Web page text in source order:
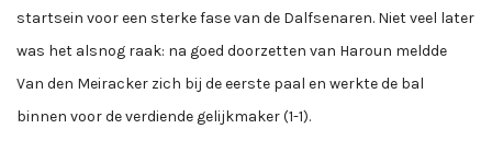
startsein voor een sterke fase van de Dalfsenaren. Niet veel later
was het alsnog raak: na goed doorzetten van Haroun meldde
Van den Meiracker zich bij de eerste paal en werkte de bal
binnen voor de verdiende gelijkmaker (1-1).